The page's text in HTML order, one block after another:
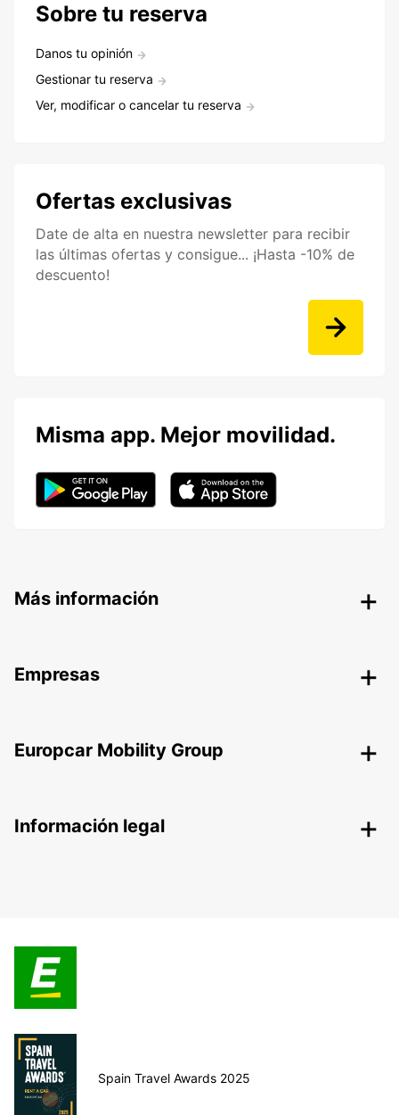
Sobre tu reserva
Danos tu opinión
Gestionar tu reserva
Ver, modificar o cancelar tu reserva
Ofertas exclusivas
Date de alta en nuestra newsletter para recibir
las últimas ofertas y consigue... ¡Hasta -10% de
descuento!
Misma app. Mejor movilidad.
Más información
Empresas
Europcar Mobility Group
Información legal
Spain Travel Awards 2025